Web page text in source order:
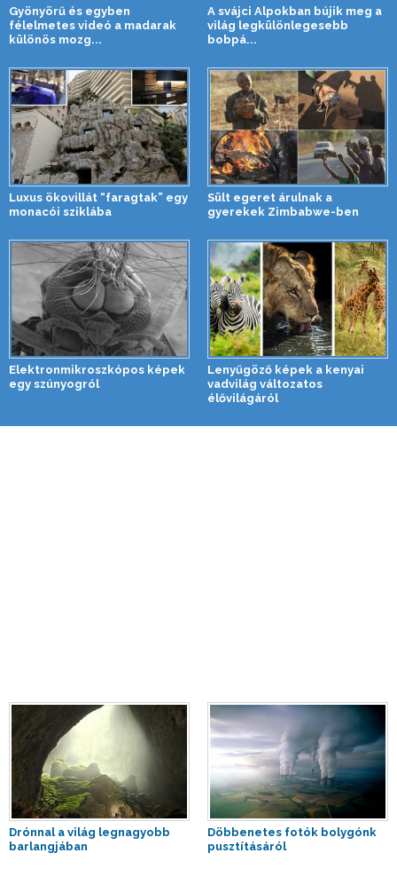
Gyönyörű és egyben
félelmetes videó a madarak
különös mozg...
A svájci Alpokban bújik meg a
világ legkülönlegesebb
bobpá...
Luxus ökovillát “faragtak” egy
monacói sziklába
Sült egeret árulnak a
gyerekek Zimbabwe-ben
Elektronmikroszkópos képek
egy szúnyogról
Lenyűgöző képek a kenyai
vadvilág változatos
élővilágáról
Drónnal a világ legnagyobb
barlangjában
Döbbenetes fotók bolygónk
pusztításáról